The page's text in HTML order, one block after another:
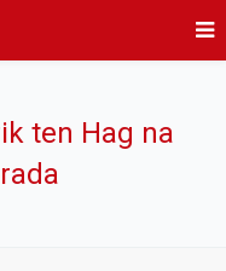
ten Hag na